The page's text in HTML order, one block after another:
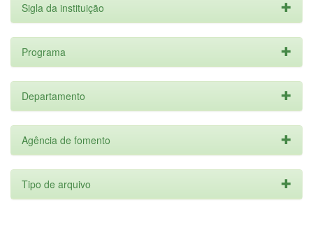
Sigla da instituição
Programa
Departamento
Agência de fomento
Tipo de arquivo